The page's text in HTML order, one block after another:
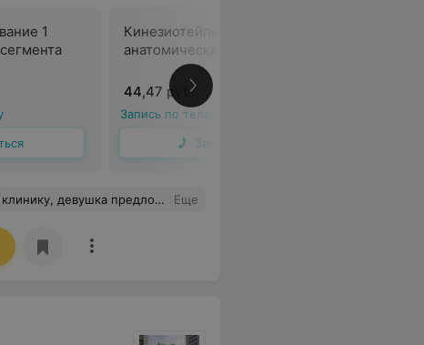
1
Кинезиотейпирование 2
анатомических сегмента
44,47 руб.
Запись по телефону
Записаться
по ношению прибора.Через сутки я уже забрал результат. Спасибо всем, буду рекомендовать вас своим знакомым. Еще